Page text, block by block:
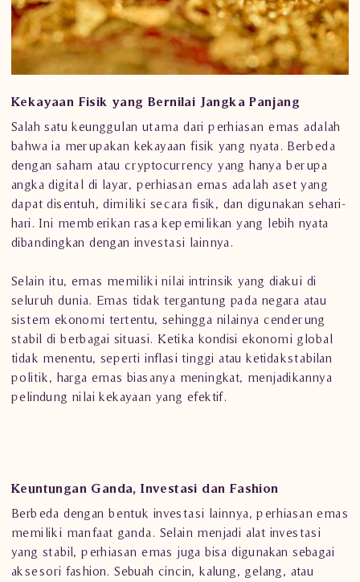
Kekayaan Fisik yang Bernilai Jangka Panjang
Salah satu keunggulan utama dari perhiasan emas adalah
bahwa ia merupakan kekayaan fisik yang nyata. Berbeda
dengan saham atau cryptocurrency yang hanya berupa
angka digital di layar, perhiasan emas adalah aset yang
dapat disentuh, dimiliki secara fisik, dan digunakan sehari-
hari. Ini memberikan rasa kepemilikan yang lebih nyata
dibandingkan dengan investasi lainnya.
Selain itu, emas memiliki nilai intrinsik yang diakui di
seluruh dunia. Emas tidak tergantung pada negara atau
sistem ekonomi tertentu, sehingga nilainya cenderung
stabil di berbagai situasi. Ketika kondisi ekonomi global
tidak menentu, seperti inflasi tinggi atau ketidakstabilan
politik, harga emas biasanya meningkat, menjadikannya
pelindung nilai kekayaan yang efektif.
Keuntungan Ganda, Investasi dan Fashion
Berbeda dengan bentuk investasi lainnya, perhiasan emas
memiliki manfaat ganda. Selain menjadi alat investasi
yang stabil, perhiasan emas juga bisa digunakan sebagai
aksesori fashion. Sebuah cincin, kalung, gelang, atau